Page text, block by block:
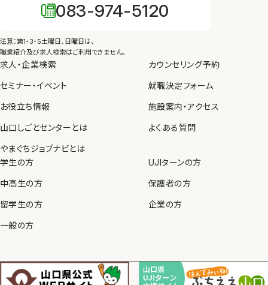
を制定し、職員に遵守させるとともに、教育、啓発を実
8. 苦情の申し出・問い合わせ先
当センターが管理している個人情報の取り扱いについ
て苦情や問い合わせがあった場合、個人情報保護法
等の法令にしたがって、適切かつ迅速に対応します。
083-974-5120
注意：第1・3・5土曜日、日曜日は、
職業紹介及び求人検索はご利用できません。
求人・企業検索
セミナー・イベント
お役立ち情報
山口しごとセンターとは
やまぐちジョブナビとは
カウンセリング予約
就職決定フォーム
施設案内・アクセス
よくある質問
学生の方
中高生の方
留学生の方
一般の方
UJIターンの方
保護者の方
企業の方